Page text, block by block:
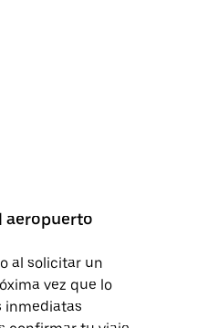
aeropuerto
al solicitar un
vez que lo
inmediatas